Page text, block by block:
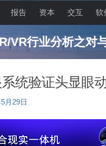
报告 资本 交互 软
波导及大FOV之
统验证头显眼
月29日